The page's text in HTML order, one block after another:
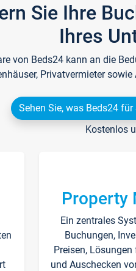
Sie Ihre
Ihres
von Beds24 kann an die
Privatvermieter
Sehen Sie, was Beds24
Kostenlos
Property
Ein zentrales
Buchungen,
Preisen,
und Auschecken